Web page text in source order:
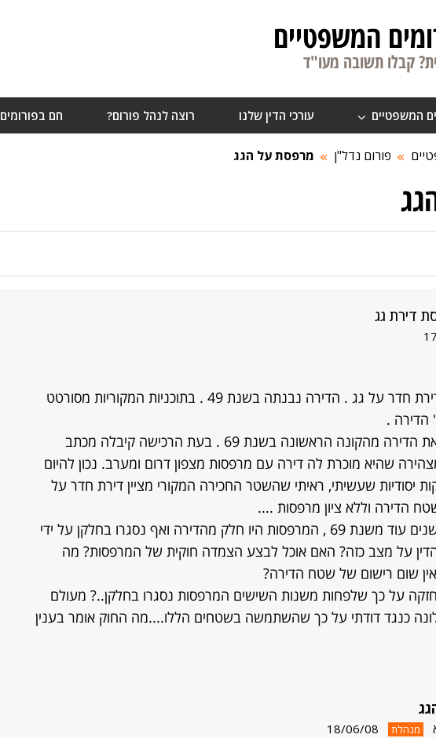
המשפטיים
קבלו תשובה מעו"ד
המשפטיים עורכי הדין שלנו רוצה לנהל פורום? חם בפורומים
פורום נדל"ן מרפסת על הגג
דירת גג
אנוכי בעלת דירת חדר על גג . הדירה נבנתה בשנת 49 . בתוכניות המקוריות מסורטט
הדירה .
דודתי רכשה את הדירה מהקונה הראשונה בשנת 69 . בעת הרכישה קיבלה מכתב
שהיא מוכרת לה דירה עם מרפסות מצפון דרום ומערב. נכון להיום
יסודיות שעשיתי, ראיתי שהשטר החכירה המקורי מציין דירת חדר על
הדירה וללא ציון מרפסות ....
במהלך כל השנים עוד משנת 69 , המרפסות היו חלק מהדירה ואף נסגרו בחלקן על ידי
על מצב כזה? האם אוכל לבצע הצמדה חוקית של המרפסות? מה
שום רישום של שטח הדירה?
על כך שלפחות משנות השישים המרפסות נסגרו בחלקן..? מעולם
כנגד דודתי על כך שהשתמשה בשטחים הללו....מה החוק אומר בענין
מנהלת 18/06/08